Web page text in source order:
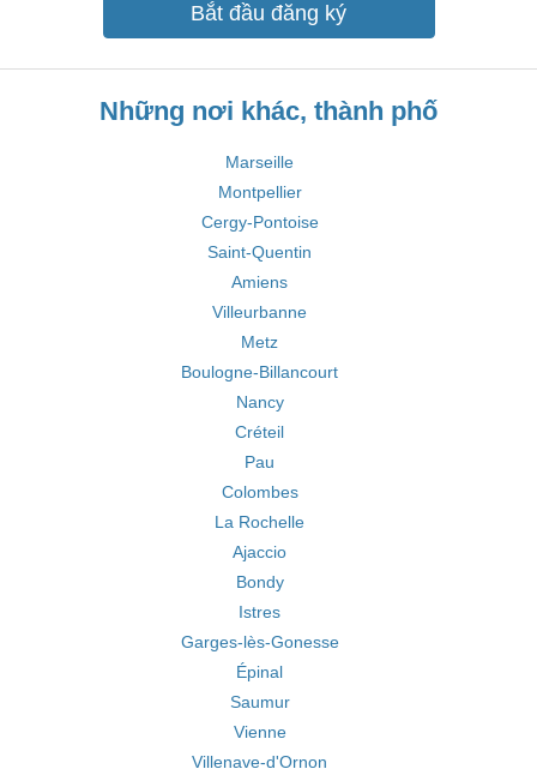
Bắt đầu đăng ký
Những nơi khác, thành phố
Marseille
Montpellier
Cergy-Pontoise
Saint-Quentin
Amiens
Villeurbanne
Metz
Boulogne-Billancourt
Nancy
Créteil
Pau
Colombes
La Rochelle
Ajaccio
Bondy
Istres
Garges-lès-Gonesse
Épinal
Saumur
Vienne
Villenave-d'Ornon